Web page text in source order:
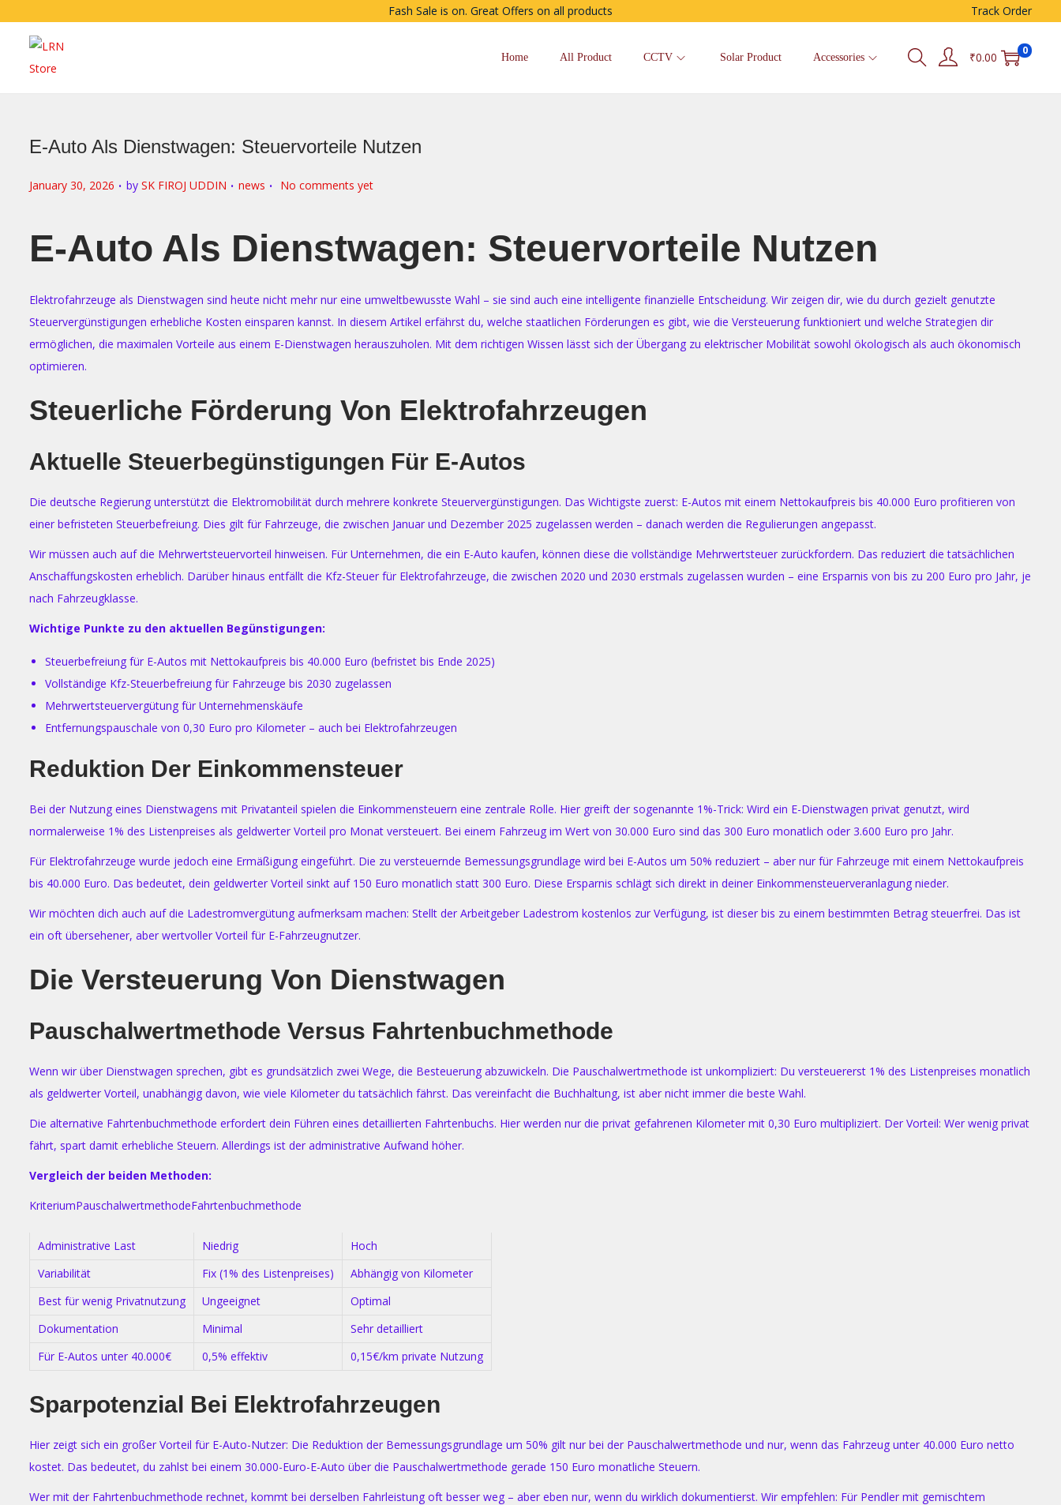
Fash Sale is on. Great Offers on all products Track Order
Home All Product CCTV Solar Product Accessories ₹0.00 0
E-Auto Als Dienstwagen: Steuervorteile Nutzen
P
d
o
n
January 30, 2026 . by SK FIROJ UDDIN . P
d
i
n
news . No comments yet
E-Auto Als Dienstwagen: Steuervorteile Nutzen
Elektrofahrzeuge als Dienstwagen sind heute nicht mehr nur eine umweltbewusste Wahl – sie sind auch eine intelligente finanzielle Entscheidung. Wir zeigen dir, wie du durch gezielt genutzte
Steuervergünstigungen erhebliche Kosten einsparen kannst. In diesem Artikel erfährst du, welche staatlichen Förderungen es gibt, wie die Versteuerung funktioniert und welche Strategien dir
ermöglichen, die maximalen Vorteile aus einem E-Dienstwagen herauszuholen. Mit dem richtigen Wissen lässt sich der Übergang zu elektrischer Mobilität sowohl ökologisch als auch ökonomisch
optimieren.
Steuerliche Förderung Von Elektrofahrzeugen
Aktuelle Steuerbegünstigungen Für E-Autos
Die deutsche Regierung unterstützt die Elektromobilität durch mehrere konkrete Steuervergünstigungen. Das Wichtigste zuerst: E-Autos mit einem Nettokaufpreis bis 40.000 Euro profitieren von
einer befristeten Steuerbefreiung. Dies gilt für Fahrzeuge, die zwischen Januar und Dezember 2025 zugelassen werden – danach werden die Regulierungen angepasst.
Wir müssen auch auf die Mehrwertsteuervorteil hinweisen. Für Unternehmen, die ein E-Auto kaufen, können diese die vollständige Mehrwertsteuer zurückfordern. Das reduziert die tatsächlichen
Anschaffungskosten erheblich. Darüber hinaus entfällt die Kfz-Steuer für Elektrofahrzeuge, die zwischen 2020 und 2030 erstmals zugelassen wurden – eine Ersparnis von bis zu 200 Euro pro Jahr, je
nach Fahrzeugklasse.
Wichtige Punkte zu den aktuellen Begünstigungen:
Steuerbefreiung für E-Autos mit Nettokaufpreis bis 40.000 Euro (befristet bis Ende 2025)
Vollständige Kfz-Steuerbefreiung für Fahrzeuge bis 2030 zugelassen
Mehrwertsteuervergütung für Unternehmenskäufe
Entfernungspauschale von 0,30 Euro pro Kilometer – auch bei Elektrofahrzeugen
Reduktion Der Einkommensteuer
Bei der Nutzung eines Dienstwagens mit Privatanteil spielen die Einkommen­steuern eine zentrale Rolle. Hier greift der sogenannte 1%-Trick: Wird ein E-Dienstwagen privat genutzt, wird
normalerweise 1% des Listenpreises als geldwerter Vorteil pro Monat versteuert. Bei einem Fahrzeug im Wert von 30.000 Euro sind das 300 Euro monatlich oder 3.600 Euro pro Jahr.
Für Elektrofahrzeuge wurde jedoch eine Ermäßigung eingeführt. Die zu versteuernde Bemessungsgrundlage wird bei E-Autos um 50% reduziert – aber nur für Fahrzeuge mit einem Nettokaufpreis
bis 40.000 Euro. Das bedeutet, dein geldwerter Vorteil sinkt auf 150 Euro monatlich statt 300 Euro. Diese Ersparnis schlägt sich direkt in deiner Einkommensteuerveranlagung nieder.
Wir möchten dich auch auf die Ladestromvergütung aufmerksam machen: Stellt der Arbeitgeber Ladestrom kostenlos zur Verfügung, ist dieser bis zu einem bestimmten Betrag steuerfrei. Das ist
ein oft übersehener, aber wertvoller Vorteil für E-Fahrzeugnutzer.
Die Versteuerung Von Dienstwagen
Pauschalwertmethode Versus Fahrtenbuchmethode
Wenn wir über Dienstwagen sprechen, gibt es grundsätzlich zwei Wege, die Besteuerung abzuwickeln. Die Pauschalwertmethode ist unkompliziert: Du versteuererst 1% des Listenpreises monatlich
als geldwerter Vorteil, unabhängig davon, wie viele Kilometer du tatsächlich fährst. Das vereinfacht die Buchhaltung, ist aber nicht immer die beste Wahl.
Die alternative Fahrtenbuchmethode erfordert dein Führen eines detaillierten Fahrtenbuchs. Hier werden nur die privat gefahrenen Kilometer mit 0,30 Euro multipliziert. Der Vorteil: Wer wenig privat
fährt, spart damit erhebliche Steuern. Allerdings ist der administrative Aufwand höher.
Vergleich der beiden Methoden:
KriteriumPauschalwertmethodeFahrtenbuchmethode
Administrative Last Niedrig
Hoch
Variabilität
Fix (1% des Listenpreises)
Abhängig von Kilometer
Best für wenig Privatnutzung
Ungeeignet
Optimal
Dokumentation
Minimal
Sehr detailliert
Für E-Autos unter 40.000€
0,5% effektiv 0,15€/km private Nutzung
Sparpotenzial Bei Elektrofahrzeugen
Hier zeigt sich ein großer Vorteil für E-Auto-Nutzer: Die Reduktion der Bemessungsgrundlage um 50% gilt nur bei der Pauschalwertmethode und nur, wenn das Fahrzeug unter 40.000 Euro netto
kostet. Das bedeutet, du zahlst bei einem 30.000-Euro-E-Auto über die Pauschalwertmethode gerade 150 Euro monatliche Steuern.
Wer mit der Fahrtenbuchmethode rechnet, kommt bei derselben Fahrleistung oft besser weg – aber eben nur, wenn du wirklich dokumentierst. Wir empfehlen: Für Pendler mit gemischtem